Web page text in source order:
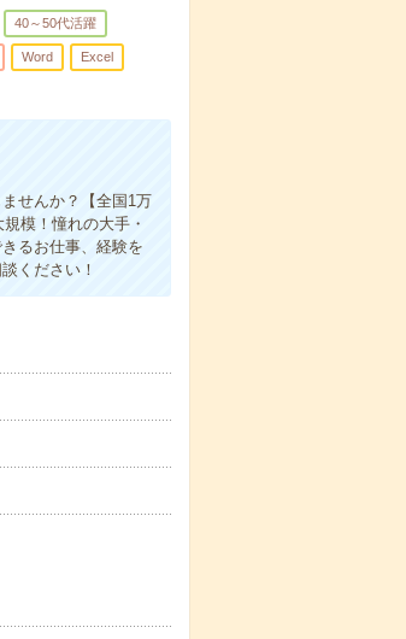
40～50代活躍
Word Excel
せんか？【全国1万
模！憧れの大手・
るお仕事、経験を
ください！